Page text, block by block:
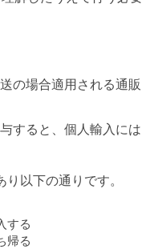
の場合適用される通販
すると、個人輸入には
以下の通りです。
する
帰る